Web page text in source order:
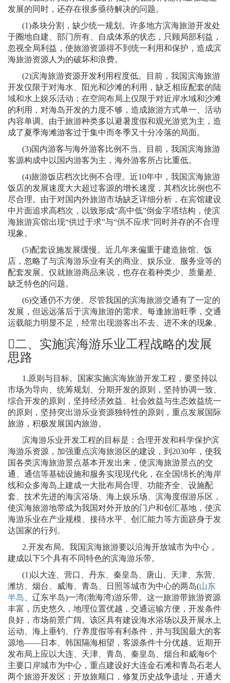
发展的同时，还存在很多亟待解决的问题。
(1)条块分割，缺少统一规划。许多地方滨海旅游开发处
于圈地自建、部门所有、自成体系的状态，只顾局部利益，
忽视全局利益，使旅游资源得不到统一利用和保护，造成滨
海旅游资源人为的破坏和浪费。
(2)滨海旅游资源开发利用程度低。目前，我国滨海旅游
开发仅限于对海水、阳光和沙滩的利用，缺乏相应配套的陆
域和水上娱乐活动；在空间布局上仅限于对近岸水域和沙滩
的利用，对海岛开发的力度不够，造成旅游方式单一、活动
内容单调。由于旅游种类多以避暑度假和观光游览为主，造
成了夏季海滩游客过于集中而冬季又十分冷落的局面。
(3)国内游客与海外游客比例不当。目前，我国滨海旅游
客源构成中以国内游客为主，海外游客所占比重低。
(4)旅游饭店档次比例不合理。近10年中，我国滨海旅游
饭店的发展速度大大超过客源的增长速度，其档次比例也不
尽合理。由于对国内外旅游市场缺乏详细分析，在宾馆建设
中片面追求高档次，以致形成“高中低”倒金字塔结构，使滨
海旅游宾馆出现“供过于求”与“供不应求”同时并存的不合理
现象。
(5)配套设施发展缓慢。近几年来偏重于建造旅馆、饭
店，忽略了与滨海游乐业有关的商业、娱乐业、服务业等的
配套发展。仅就旅游商品来说，也存在着种类少、质量差、
缺乏特色的问题。
(6)交通仍不方便。尽管我国的滨海旅游交通有了一定的
发展，但远远落后于滨海旅游的需求。每逢旅游旺季，交通
运载能力明显不足，经常出现游客出不去、进不来的现象。
二、实施滨海游乐业工程战略的发展
思路
1.原则与目标。国家实施滨海旅游开发工程，要坚持以
市场为导向、统筹规划、分期开发的原则，坚持协调一致、
综合开发的原则，坚持经济效益、社会效益与生态效益统一
的原则，坚持突出游乐业资源独特性的原则，重点发展国际
旅游，积极发展国内旅游。
滨海游乐业开发工程的目标是：合理开发和科学保护滨
海游乐资源，加强重点滨海旅游区的建设，到 2030年，使我
国各类滨海旅游景点基本开发出来，使滨海旅游景点的交
通、通信等基础设施和服务实现现代化，在全国绵长的海岸
线和众多海岛上建成一大批布局合理、功能齐全、设施配
套、技术先进的海滨浴场、海上娱乐场、滨海度假游乐区，
使滨海旅游地带成为我国对外开放的门户和创汇基地，使滨
海游乐业在产业规模、接待水平、创汇能力等方面跻身于发
达国家的行列。
2.开发布局。我国滨海旅游要以沿海开放城市为中心，
建成以下5个具有不同特色的滨海游乐带。
(1)以大连、营口、丹东、秦皇岛、唐山、天津、东营、
潍坊、烟台、威海、青岛、日照等城市为中心的两岛(山东
半岛 、辽东半岛)一湾(渤海湾)游乐带。这一旅游带旅游资源
丰富，历史悠久，地理位置优越，交通运输方便，开发条件
良好，市场前景广阔。该区具有建设海水浴场以及开展水上
运动、海上垂钓、疗养度假等有利条件，并与我国最大的客
源地——日本、韩国隔海相望，客源条件十分优越。近期开
发布局上应以大连、天津、青岛、秦皇岛、烟台和威海6个
主要口岸城市为中心，重点建设好大连金石滩和青岛石老人
两个旅游开发区；开放旅顺口，修复历史战争遗址，开通大